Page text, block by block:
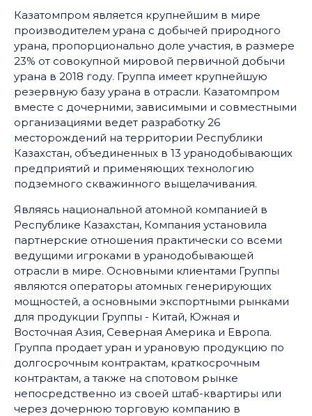
Казатомпром является крупнейшим в мире
производителем урана с добычей природного
урана, пропорционально доле участия, в размере
23% от совокупной мировой первичной добычи
урана в 2018 году. Группа имеет крупнейшую
резервную базу урана в отрасли. Казатомпром
вместе с дочерними, зависимыми и совместными
организациями ведет разработку 26
месторождений на территории Республики
Казахстан, объединенных в 13 уранодобывающих
предприятий и применяющих технологию
подземного скважинного выщелачивания.
Являясь национальной атомной компанией в
Республике Казахстан, Компания установила
партнерские отношения практически со всеми
ведущими игроками в уранодобывающей
отрасли в мире. Основными клиентами Группы
являются операторы атомных генерирующих
мощностей, а основными экспортными рынками
для продукции Группы - Китай, Южная и
Восточная Азия, Северная Америка и Европа.
Группа продает уран и урановую продукцию по
долгосрочным контрактам, краткосрочным
контрактам, а также на спотовом рынке
непосредственно из своей штаб-квартиры или
через дочернюю торговую компанию в